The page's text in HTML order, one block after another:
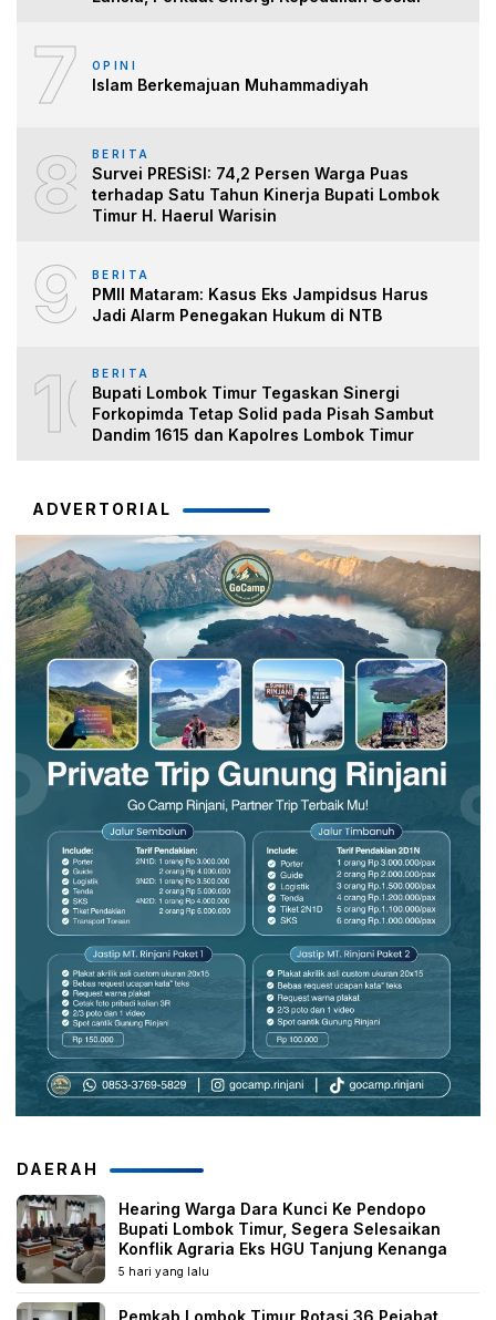
7 OPINI
Islam Berkemajuan Muhammadiyah
8 BERITA
Survei PRESiSI: 74,2 Persen Warga Puas
terhadap Satu Tahun Kinerja Bupati Lombok
Timur H. Haerul Warisin
9 BERITA
PMII Mataram: Kasus Eks Jampidsus Harus
Jadi Alarm Penegakan Hukum di NTB
10BERITA
Bupati Lombok Timur Tegaskan Sinergi
Forkopimda Tetap Solid pada Pisah Sambut
Dandim 1615 dan Kapolres Lombok Timur
ADVERTORIAL
DAERAH
Hearing Warga Dara Kunci Ke Pendopo
Bupati Lombok Timur, Segera Selesaikan
Konflik Agraria Eks HGU Tanjung Kenanga
5 hari yang lalu
Pemkab Lombok Timur Rotasi 36 Pejabat